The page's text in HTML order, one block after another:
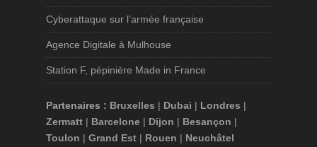
Cyberattaque sur l’armée française
Agence Digitale à Mulhouse
Station F, pépinière Made in France
Partenaires : Bruxelles | Dubai | Londres |
Zermatt | Barcelone | Dijon | Besançon |
Toulon | Grand Est | Rouen | Neuchâtel